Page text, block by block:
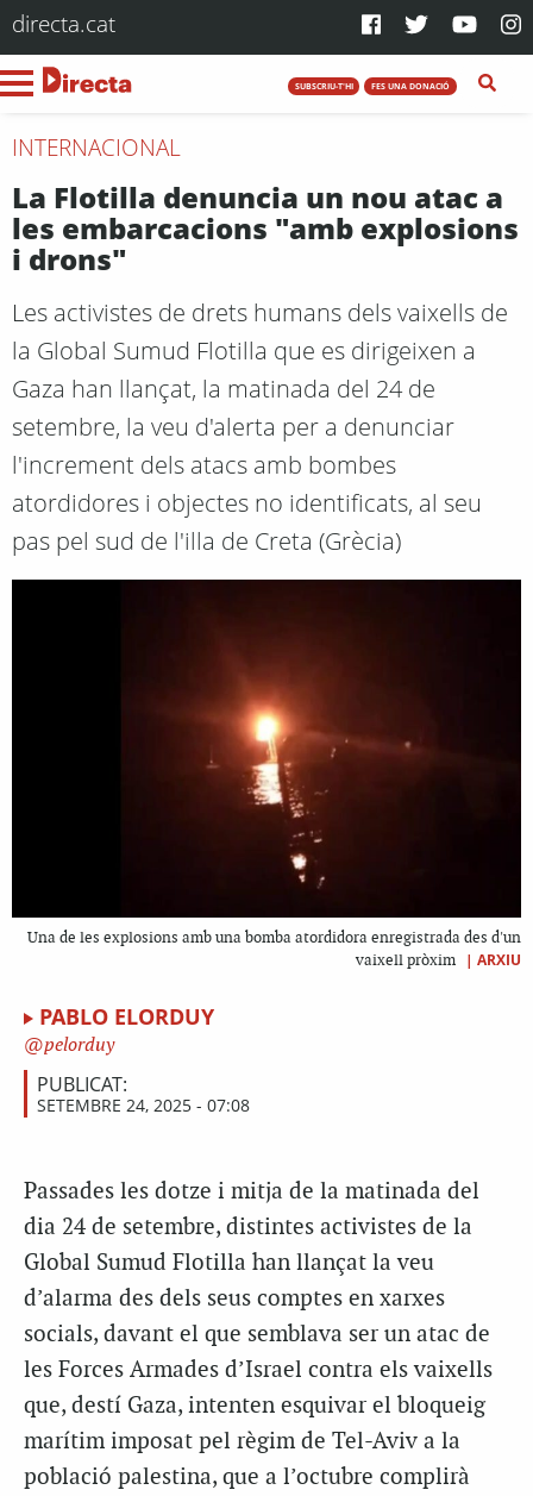
directa.cat
SUBSCRIU-T'HI FES UNA DONACIÓ
INTERNACIONAL
La Flotilla denuncia un nou atac a
les embarcacions "amb explosions
i drons"
Les activistes de drets humans dels vaixells de
la Global Sumud Flotilla que es dirigeixen a
Gaza han llançat, la matinada del 24 de
setembre, la veu d'alerta per a denunciar
l'increment dels atacs amb bombes
atordidores i objectes no identificats, al seu
pas pel sud de l'illa de Creta (Grècia)
Una de les explosions amb una bomba atordidora enregistrada des d'un
vaixell pròxim
| ARXIU
PABLO ELORDUY
pelorduy
PUBLICAT:
SETEMBRE 24, 2025 - 07:08
Passades les dotze i mitja de la matinada del
dia 24 de setembre, distintes activistes de la
Global Sumud Flotilla han llançat la veu
d’alarma des dels seus comptes en xarxes
socials, davant el que semblava ser un atac de
les Forces Armades d’Israel contra els vaixells
que, destí Gaza, intenten esquivar el bloqueig
marítim imposat pel règim de Tel-Aviv a la
població palestina, que a l’octubre complirà